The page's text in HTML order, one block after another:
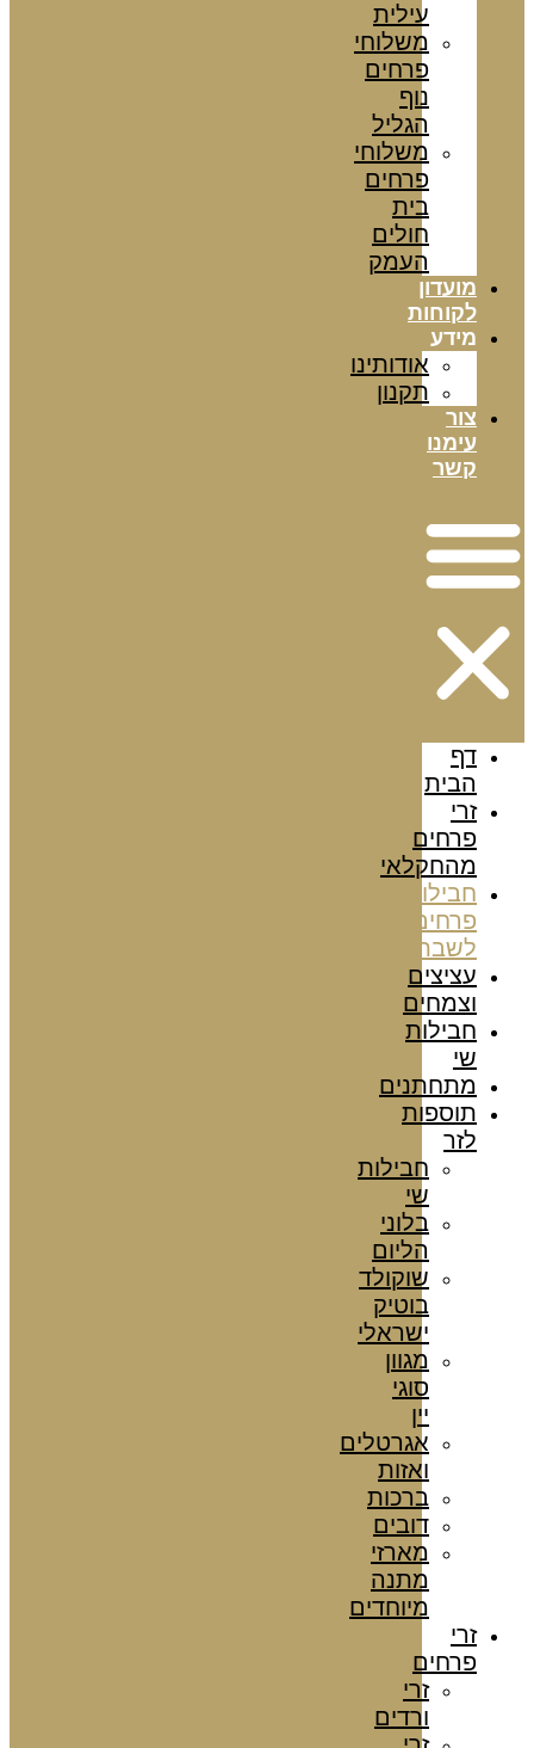
עילית
משלוחי
פרחים
נוף
הגליל
משלוחי
פרחים
בית
חולים
העמק
מועדון
לקוחות
מידע
אודותינו
תקנון
צור
עימנו
קשר
דף
הבית
זרי
פרחים
מהחקלאי
חבילות
פרחים
לשבת
עציצים
וצמחים
חבילות
שי
מתחתנים
תוספות
לזר
חבילות
שי
בלוני
הליום
שוקולד
בוטיק
ישראלי
מגוון
סוגי
יין
אגרטלים
ואזות
ברכות
דובים
מארזי
מתנה
מיוחדים
זרי
פרחים
זרי
ורדים